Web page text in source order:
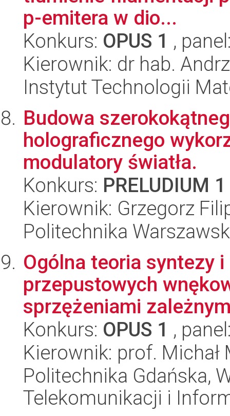
p-emitera w dio...
Konkurs: OPUS 1 ,
Kierownik: dr hab.
Instytut Technologii
Budowa
holograficznego
modulatory światła.
Konkurs: PRELUDIUM 1
Kierownik: Grzegorz
Politechnika
Ogólna teoria syntezy
przepustowych
sprzężeniami
Konkurs: OPUS 1 ,
Kierownik: prof. Michał
Politechnika Gdańska,
Telekomunikacji i